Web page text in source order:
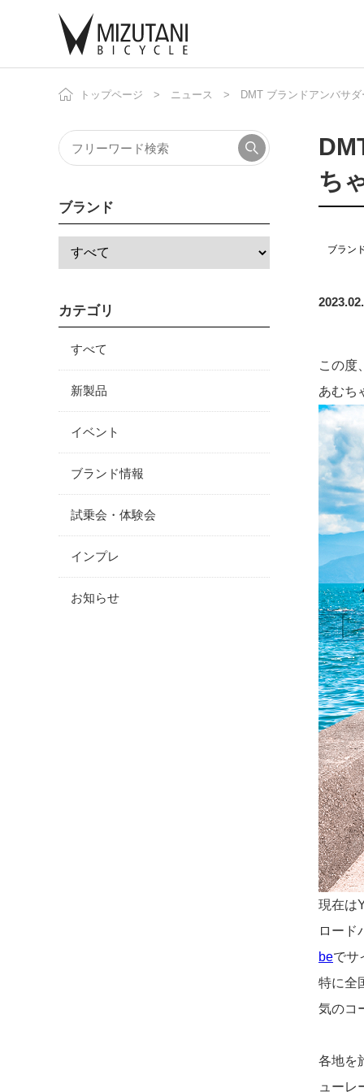
自
トップページ ニュース DMT ブランドアンバサ
ち
ブラン
この度
あむち
現在は
ロード
beでサ
特に全
気のコ
各地を
ューレ
ブランド
カテゴリ
すべて
新製品
イベント
ブランド情報
試乗会・体験会
インプレ
お知らせ